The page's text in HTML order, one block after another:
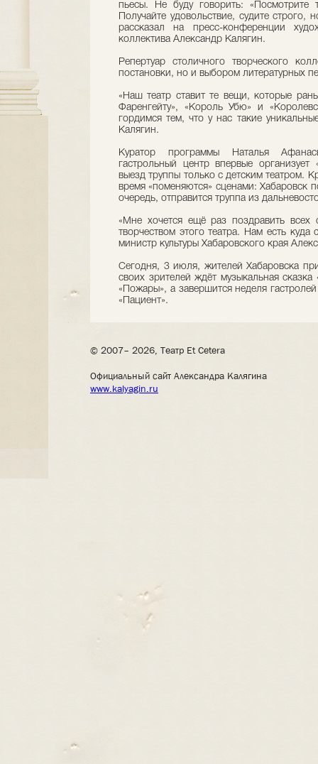
пьесы. Не буду говорить: «Посмотрите
Получайте удовольствие, судите
рассказал на пресс-конференции
коллектива Александр Калягин.
Репертуар столичного творческого
постановки, но и выбором литературных
«Наш театр ставит те вещи, которые
Фаренгейту», «Король Убю» и
гордимся тем, что у нас такие
Калягин.
Куратор программы Наталья
гастрольный центр впервые
выезд труппы только с детским театром.
время «поменяются» сценами: Хабаровск
очередь, отправится труппа из
«Мне хочется ещё раз поздравить
творчеством этого театра. Нам есть
министр культуры Хабаровского края
Сегодня, 3 июля, жителей Хабаровска
своих зрителей ждёт музыкальная
«Пожары», а завершится неделя
«Пациент».
© 2007– 2026, Театр Et Cetera
Официальный сайт Александра Калягина
www.kalyagin.ru